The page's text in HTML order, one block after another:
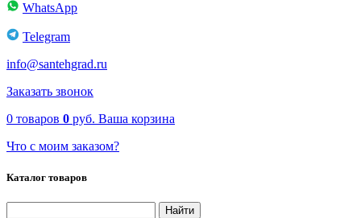
WhatsApp
Telegram
info@santehgrad.ru
Заказать звонок
0 товаров 0 руб. Ваша корзина
Что с моим заказом?
Каталог товаров